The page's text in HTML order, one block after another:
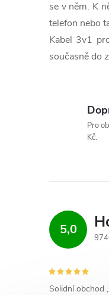
í
p
r
ý
i
s
u
se v něm. K
telefon nebo
Kabel 3v1
současně do
Pro
Kč.
5,0
Solidní obchod